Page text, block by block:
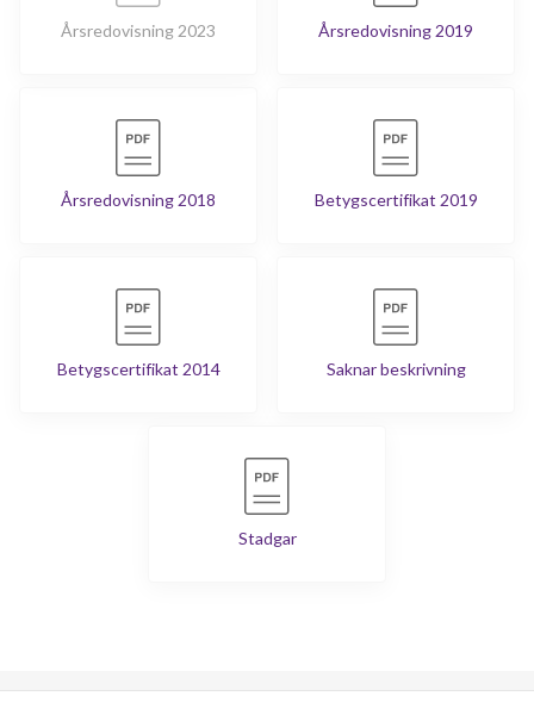
Årsredovisning 2023 Årsredovisning 2019
Årsredovisning 2018 Betygscertifikat 2019
Betygscertifikat 2014 Saknar beskrivning
Stadgar